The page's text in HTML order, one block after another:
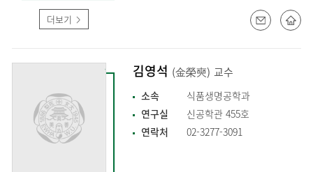
더보기
김영석 (金榮奭) 교수
소속
식품생명공학과
연구실
신공학관 455호
연락처
02-3277-3091